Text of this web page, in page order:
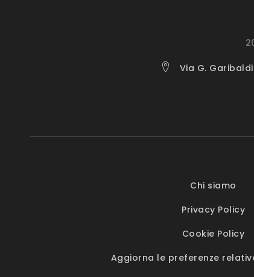
Via G.
Chi siamo
Privacy Policy
Cookie Policy
Aggiorna le preferenze